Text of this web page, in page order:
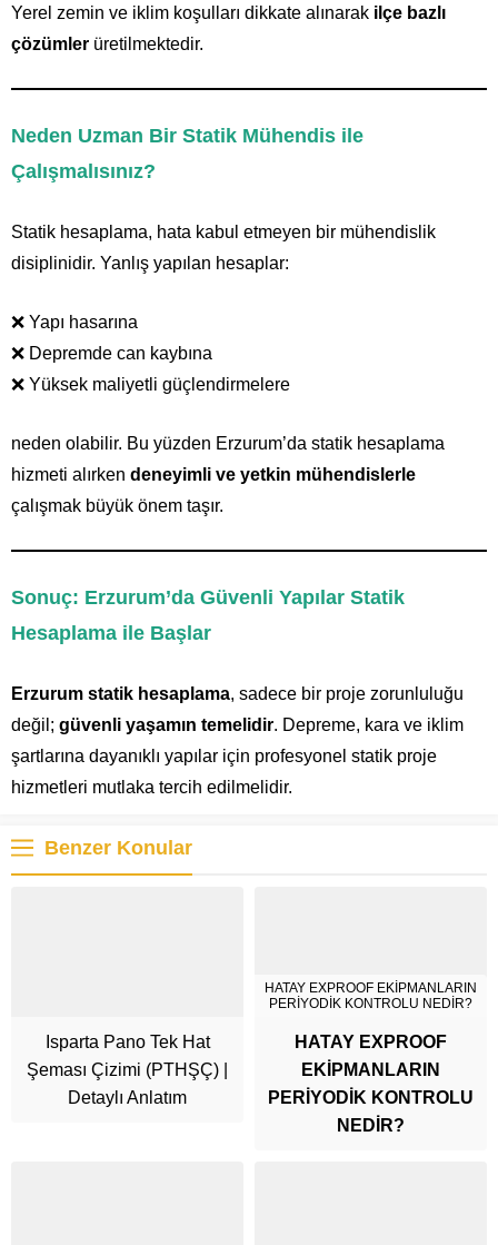
Yerel zemin ve iklim koşulları dikkate alınarak ilçe bazlı
çözümler üretilmektedir.
Neden Uzman Bir Statik Mühendis ile
Çalışmalısınız?
Statik hesaplama, hata kabul etmeyen bir mühendislik
disiplinidir. Yanlış yapılan hesaplar:
❌ Yapı hasarına
❌ Depremde can kaybına
❌ Yüksek maliyetli güçlendirmelere
neden olabilir. Bu yüzden Erzurum’da statik hesaplama
hizmeti alırken deneyimli ve yetkin mühendislerle
çalışmak büyük önem taşır.
Sonuç: Erzurum’da Güvenli Yapılar Statik
Hesaplama ile Başlar
Erzurum statik hesaplama, sadece bir proje zorunluluğu
değil; güvenli yaşamın temelidir. Depreme, kara ve iklim
şartlarına dayanıklı yapılar için profesyonel statik proje
hizmetleri mutlaka tercih edilmelidir.
Benzer Konular
Isparta Pano Tek Hat
Şeması Çizimi (PTHŞÇ) |
Detaylı Anlatım
HATAY EXPROOF EKİPMANLARIN
PERİYODİK KONTROLU NEDİR?
HATAY EXPROOF
EKİPMANLARIN
PERİYODİK KONTROLU
NEDİR?